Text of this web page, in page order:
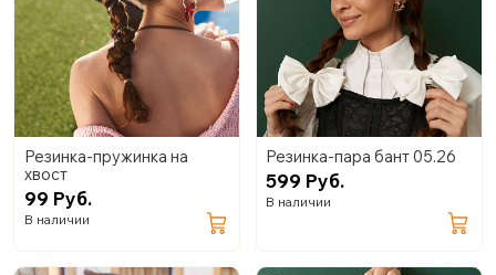
Резинка-пружинка на
хвост
99 Руб.
В наличии
Резинка-пара бант 05.26
599 Руб.
В наличии